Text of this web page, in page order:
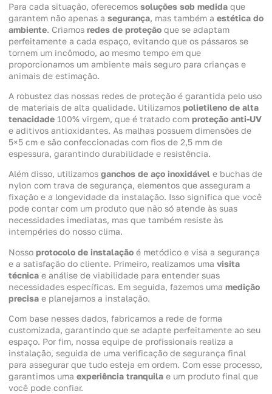
Para cada situação, oferecemos soluções sob medida que
garantem não apenas a segurança, mas também a estética do
ambiente. Criamos redes de proteção que se adaptam
perfeitamente a cada espaço, evitando que os pássaros se
tornem um incômodo, ao mesmo tempo em que
proporcionamos um ambiente mais seguro para crianças e
animais de estimação.
A robustez das nossas redes de proteção é garantida pelo uso
de materiais de alta qualidade. Utilizamos polietileno de alta
tenacidade 100% virgem, que é tratado com proteção anti-UV
e aditivos antioxidantes. As malhas possuem dimensões de
5×5 cm e são confeccionadas com fios de 2,5 mm de
espessura, garantindo durabilidade e resistência.
Além disso, utilizamos ganchos de aço inoxidável e buchas de
nylon com trava de segurança, elementos que asseguram a
fixação e a longevidade da instalação. Isso significa que você
pode contar com um produto que não só atende às suas
necessidades imediatas, mas que também resiste às
intempéries do nosso clima.
Nosso protocolo de instalação é metódico e visa a segurança
e a satisfação do cliente. Primeiro, realizamos uma visita
técnica e análise de viabilidade para entender suas
necessidades específicas. Em seguida, fazemos uma medição
precisa e planejamos a instalação.
Com base nesses dados, fabricamos a rede de forma
customizada, garantindo que se adapte perfeitamente ao seu
espaço. Por fim, nossa equipe de profissionais realiza a
instalação, seguida de uma verificação de segurança final
para assegurar que tudo esteja em ordem. Com esse processo,
garantimos uma experiência tranquila e um produto final que
você pode confiar.